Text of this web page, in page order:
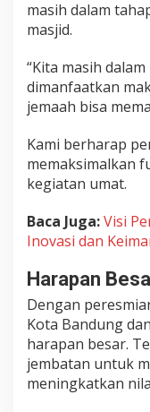
masih dalam
masjid.
“Kita masih
dimanfaatkan
jemaah bisa
Kami berharap
memaksimalkan
kegiatan umat.
Baca Juga:Visi
Inovasi dan
Harapan
Dengan
Kota Bandung
harapan besar.
jembatan untuk
meningkatkan